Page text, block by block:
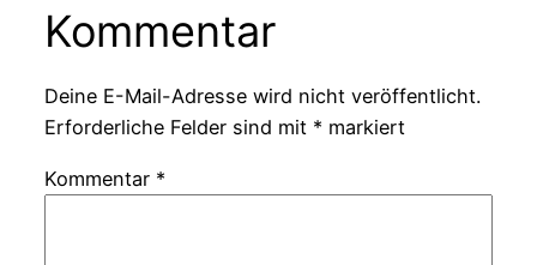
Kommentar
Deine E-Mail-Adresse wird nicht veröffentlicht.
Erforderliche Felder sind mit * markiert
Kommentar *